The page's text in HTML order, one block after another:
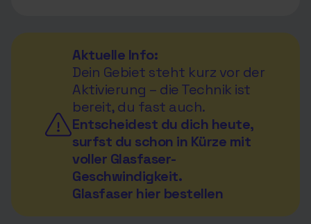
Aktuelle Info:
Dein Gebiet steht kurz vor der
Aktivierung – die Technik ist
bereit, du fast auch.
Entscheidest du dich heute,
surfst du schon in Kürze mit
voller Glasfaser-
Geschwindigkeit.
Glasfaser hier bestellen